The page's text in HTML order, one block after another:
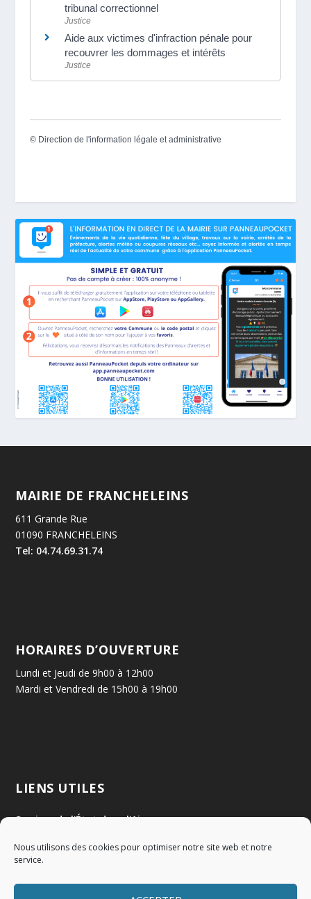
Nous utilisons des cookies pour optimiser notre site web et notre
service.
tribunal correctionnel
Justice
Aide aux victimes d'infraction pénale pour
recouvrer les dommages et intérêts
Justice
© Direction de l'information légale et administrative
MAIRIE DE FRANCHELEINS
611 Grande Rue
01090 FRANCHELEINS
Tel: 04.74.69.31.74
HORAIRES D’OUVERTURE
Lundi et Jeudi de 9h00 à 12h00
Mardi et Vendredi de 15h00 à 19h00
LIENS UTILES
Services de l'État dans l'Ain
Communauté de Communes Val de Saône Centre
SMIDOM